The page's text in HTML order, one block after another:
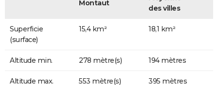
Montaut
des villes
Superficie
(surface)
15,4 km² 18,1 km²
Altitude min. 278 mètre(s) 194 mètres
Altitude max. 553 mètre(s) 395 mètres